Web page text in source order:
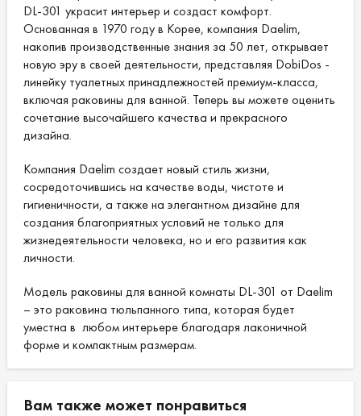
DL-301 украсит интерьер и создаст комфорт.
Основанная в 1970 году в Корее, компания Daelim,
накопив производственные знания за 50 лет, открывает
новую эру в своей деятельности, представляя DobiDos -
линейку туалетных принадлежностей премиум-класса,
включая раковины для ванной. Теперь вы можете оценить
сочетание высочайшего качества и прекрасного
дизайна.
Компания Daelim создает новый стиль жизни,
сосредоточившись на качестве воды, чистоте и
гигиеничности, а также на элегантном дизайне для
создания благоприятных условий не только для
жизнедеятельности человека, но и его развития как
личности.
Модель раковины для ванной комнаты DL-301 от Daelim
– это раковина тюльпанного типа, которая будет
уместна в любом интерьере благодаря лаконичной
форме и компактным размерам.
Вам также может понравиться